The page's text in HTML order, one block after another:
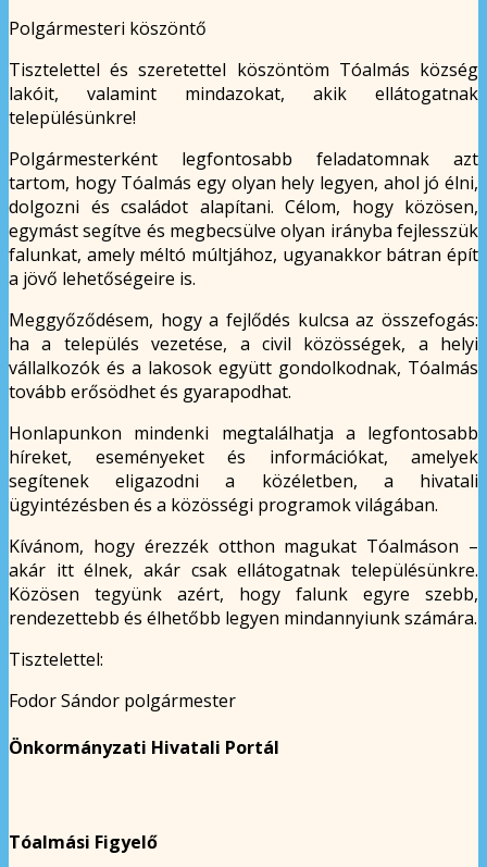
Polgármesteri köszöntő
Tisztelettel és szeretettel köszöntöm Tóalmás község
lakóit, valamint mindazokat, akik ellátogatnak
településünkre!
Polgármesterként legfontosabb feladatomnak azt
tartom, hogy Tóalmás egy olyan hely legyen, ahol jó élni,
dolgozni és családot alapítani. Célom, hogy közösen,
egymást segítve és megbecsülve olyan irányba fejlesszük
falunkat, amely méltó múltjához, ugyanakkor bátran épít
a jövő lehetőségeire is.
Meggyőződésem, hogy a fejlődés kulcsa az összefogás:
ha a település vezetése, a civil közösségek, a helyi
vállalkozók és a lakosok együtt gondolkodnak, Tóalmás
tovább erősödhet és gyarapodhat.
Honlapunkon mindenki megtalálhatja a legfontosabb
híreket, eseményeket és információkat, amelyek
segítenek eligazodni a közéletben, a hivatali
ügyintézésben és a közösségi programok világában.
Kívánom, hogy érezzék otthon magukat Tóalmáson –
akár itt élnek, akár csak ellátogatnak településünkre.
Közösen tegyünk azért, hogy falunk egyre szebb,
rendezettebb és élhetőbb legyen mindannyiunk számára.
Tisztelettel:
Fodor Sándor polgármester
Önkormányzati Hivatali Portál
Tóalmási Figyelő